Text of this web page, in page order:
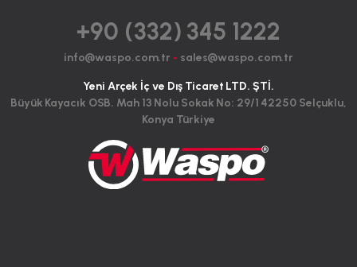
+90 (332) 345 1222
info@waspo.com.tr - sales@waspo.com.tr
Yeni Arçek İç ve Dış Ticaret LTD. ŞTİ.
Büyük Kayacık OSB. Mah 13 Nolu Sokak No: 29/1 42250 Selçuklu,
Konya Türkiye